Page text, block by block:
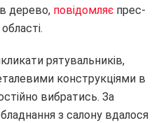
дерево, повідомляє прес-
рятувальників,
конструкціями в
вибратись. За
з салону вдалося